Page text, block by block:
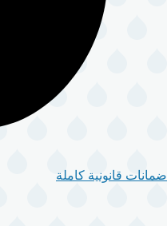
ضمانات قانونية كاملة